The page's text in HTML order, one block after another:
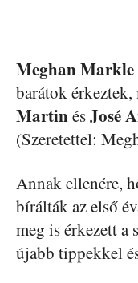
Meghan Markle
barátok
MartinésJosé
(Szeretettel:
Annak ellenére,
bírálták az első
meg is érkezett
újabb tippekkel